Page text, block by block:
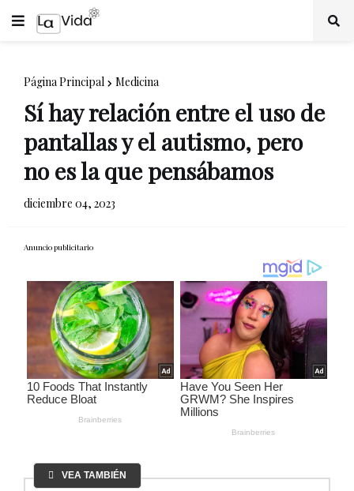
Página Principal Medicina
Sí hay relación entre el uso de
pantallas y el autismo, pero
no es la que pensábamos
diciembre 04, 2023
Anuncio publicitario
VEA TAMBIÉN